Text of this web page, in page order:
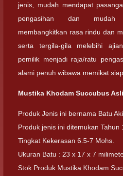
jenis, mudah mendapat
pengasihan dan mudah
membangkitkan rasa rindu dan
serta tergila-gila melebihi
pemilik menjadi raja/ratu
alami penuh wibawa memikat
Mustika Khodam Succubus Asli
Produk Jenis ini bernama Batu
Produk jenis ini ditemukan Tahun
Tingkat Kekerasan 6.5-7 Mohs.
Ukuran Batu : 23 x 17 x 7
Stok Produk Mustika Khodam